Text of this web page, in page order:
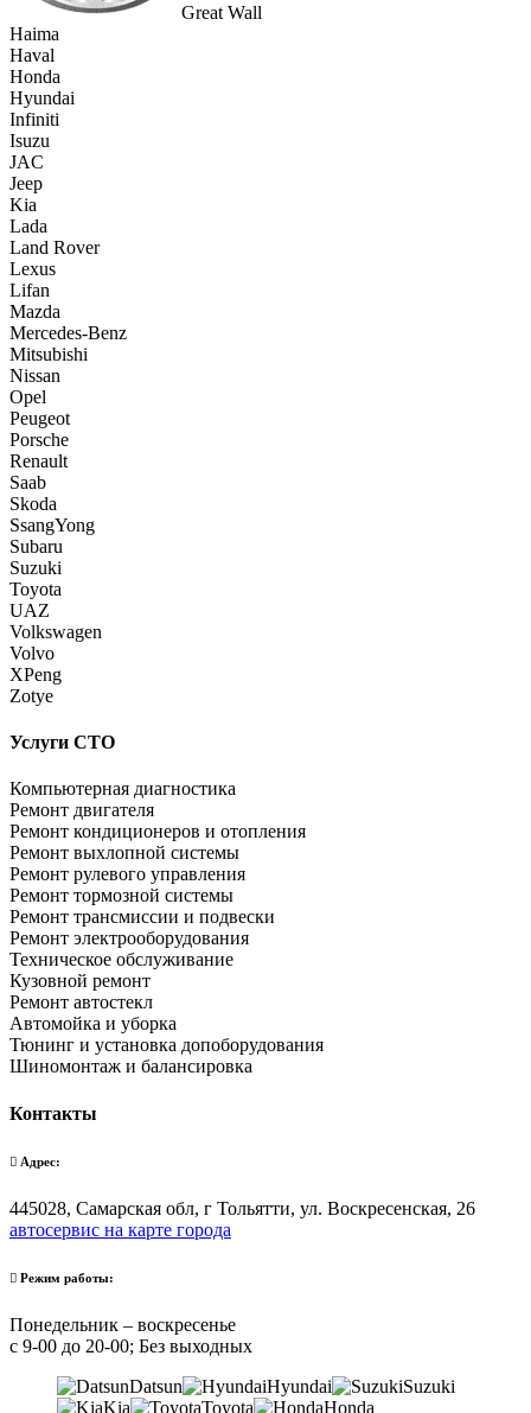
Great Wall
Haima
Haval
Honda
Hyundai
Infiniti
Isuzu
JAC
Jeep
Kia
Lada
Land Rover
Lexus
Lifan
Mazda
Mercedes-Benz
Mitsubishi
Nissan
Opel
Peugeot
Porsche
Renault
Saab
Skoda
SsangYong
Subaru
Suzuki
Toyota
UAZ
Volkswagen
Volvo
XPeng
Zotye
Услуги СТО
Компьютерная диагностика
Ремонт двигателя
Ремонт кондиционеров и отопления
Ремонт выхлопной системы
Ремонт рулевого управления
Ремонт тормозной системы
Ремонт трансмиссии и подвески
Ремонт электрооборудования
Техническое обслуживание
Кузовной ремонт
Ремонт автостекл
Автомойка и уборка
Тюнинг и установка допоборудования
Шиномонтаж и балансировка
Контакты
Адрес:
445028, Самарская обл, г Тольятти, ул. Воскресенская, 26
автосервис на карте города
Режим работы:
Понедельник – воскресенье
с 9-00 до 20-00; Без выходных
Datsun
Hyundai
Suzuki
Kia
Toyota Honda